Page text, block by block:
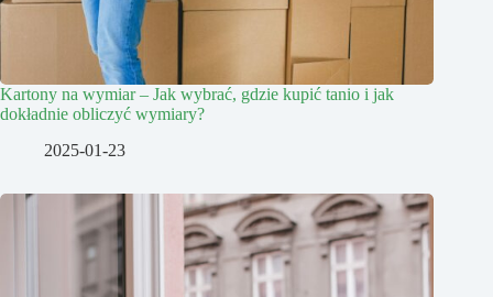
Kartony na wymiar – Jak wybrać, gdzie kupić tanio i jak
dokładnie obliczyć wymiary?
2025-01-23